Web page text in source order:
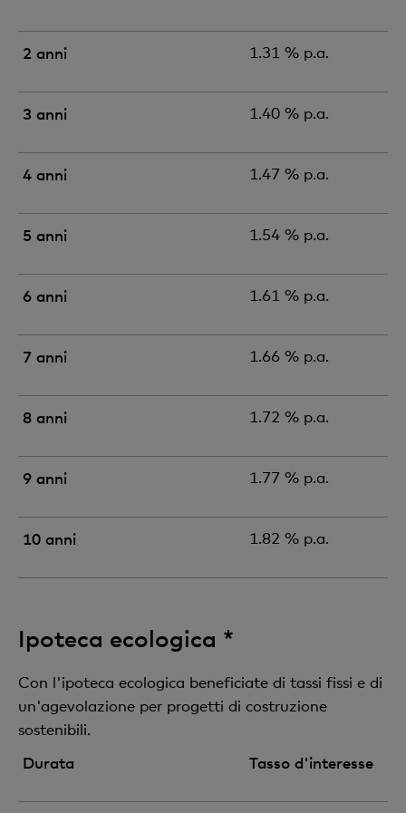
2 anni 1.31 % p.a.
3 anni 1.40 % p.a.
4 anni 1.47 % p.a.
5 anni 1.54 % p.a.
6 anni 1.61 % p.a.
7 anni 1.66 % p.a.
8 anni 1.72 % p.a.
9 anni 1.77 % p.a.
10 anni 1.82 % p.a.
Ipoteca ecologica *
Con l'ipoteca ecologica beneficiate di tassi fissi e di
un'agevolazione per progetti di costruzione
sostenibili.
Durata Tasso d'interesse